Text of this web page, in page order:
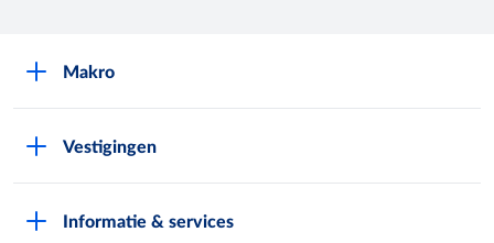
Makro
Vestigingen
Informatie & services